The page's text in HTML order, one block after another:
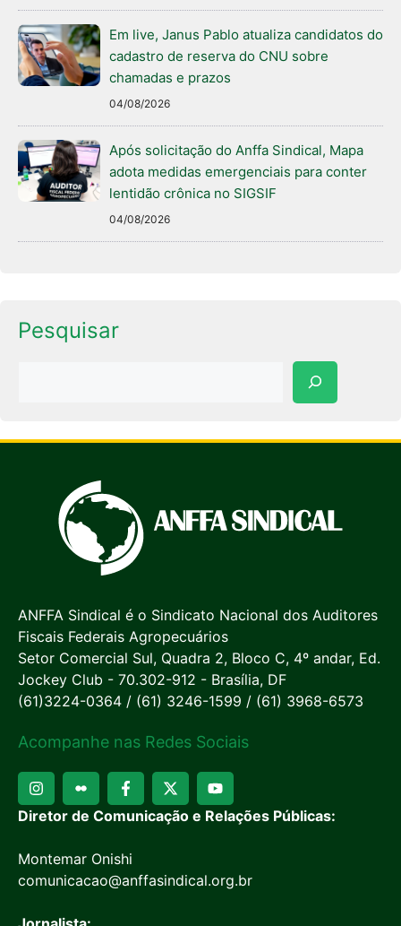
Em live, Janus Pablo atualiza candidatos do
cadastro de reserva do CNU sobre
chamadas e prazos
04/08/2026
Após solicitação do Anffa Sindical, Mapa
adota medidas emergenciais para conter
lentidão crônica no SIGSIF
04/08/2026
Pesquisar
ANFFA Sindical é o Sindicato Nacional dos Auditores
Fiscais Federais Agropecuários
Setor Comercial Sul, Quadra 2, Bloco C, 4º andar, Ed.
Jockey Club - 70.302-912 - Brasília, DF
(61)3224-0364 / (61) 3246-1599 / (61) 3968-6573
Acompanhe nas Redes Sociais
Diretor de Comunicação e Relações Públicas:
Montemar Onishi
comunicacao@anffasindical.org.br